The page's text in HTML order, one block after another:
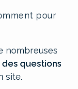
pour
nombreuses
questions
site.